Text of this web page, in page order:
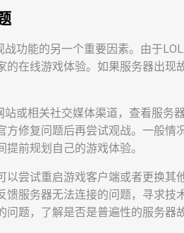
功能的另一个重要因素。由于
的在线游戏体验。如果服务器出
或相关社交媒体渠道，查看服务
方修复问题后再尝试观战。一般情
前规划自己的游戏体验。
以尝试重启游戏客户端或者更换其
服务器无法连接的问题，寻求技
题，了解是否是普遍性的服务器